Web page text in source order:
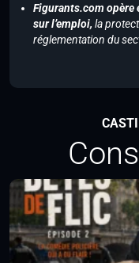
Figurants.com opère
sur l’emploi, la
réglementation du